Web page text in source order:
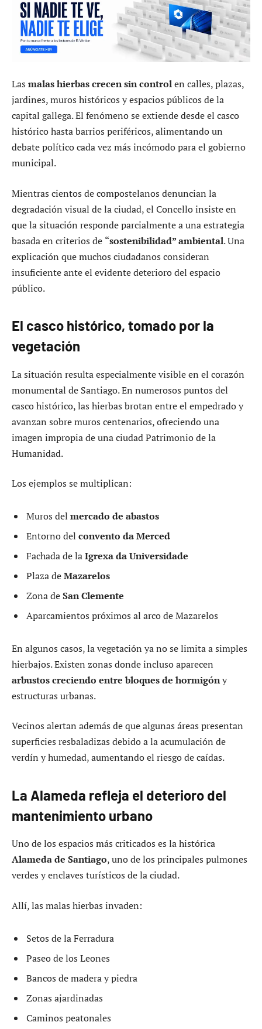
Las malas hierbas crecen sin controlen calles, plazas,
jardines, muros históricos y espacios públicos de la
capital gallega. El fenómeno se extiende desde el casco
histórico hasta barrios periféricos, alimentando un
debate político cada vez más incómodo para el gobierno
municipal.
Mientras cientos de compostelanos denuncian la
degradación visual de la ciudad, el Concello insiste en
que la situación responde parcialmente a una estrategia
basada en criterios de “sostenibilidad” ambiental. Una
explicación que muchos ciudadanos consideran
insuficiente ante el evidente deterioro del espacio
público.
El casco histórico, tomado por la
vegetación
La situación resulta especialmente visible en el corazón
monumental de Santiago. En numerosos puntos del
casco histórico, las hierbas brotan entre el empedrado y
avanzan sobre muros centenarios, ofreciendo una
imagen impropia de una ciudad Patrimonio de la
Humanidad.
Los ejemplos se multiplican:
Muros del mercado de abastos
Entorno del convento da Merced
Fachada de laIgrexa da Universidade
Plaza deMazarelos
Zona deSan Clemente
Aparcamientos próximos al arco de Mazarelos
En algunos casos, la vegetación ya no se limita a simples
hierbajos. Existen zonas donde incluso aparecen
arbustos creciendo entre bloques de hormigóny
estructuras urbanas.
Vecinos alertan además de que algunas áreas presentan
superficies resbaladizas debido a la acumulación de
verdín y humedad, aumentando el riesgo de caídas.
La Alameda refleja el deterioro del
mantenimiento urbano
Uno de los espacios más criticados es la histórica
Alameda de Santiago, uno de los principales pulmones
verdes y enclaves turísticos de la ciudad.
Allí, las malas hierbas invaden:
Setos de la Ferradura
Paseo de los Leones
Bancos de madera y piedra
Zonas ajardinadas
Caminos peatonales